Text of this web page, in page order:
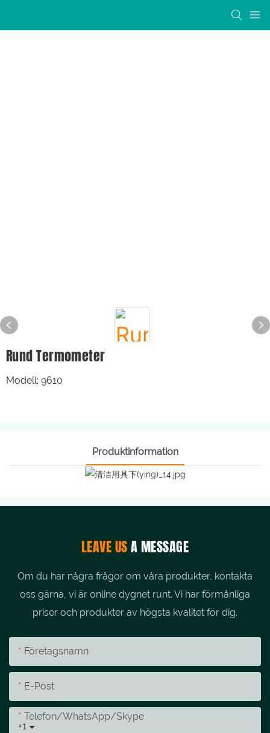
Rund Termometer
Modell: 9610
Produktinformation
LEAVE USA MESSAGE
Om du har några frågor om våra produkter, kontakta
oss gärna, vi är online dygnet runt. Vi har förmånliga
priser och produkter av högsta kvalitet för dig.
Företagsnamn
E-Post
+1
Telefon/whatsApp/skype